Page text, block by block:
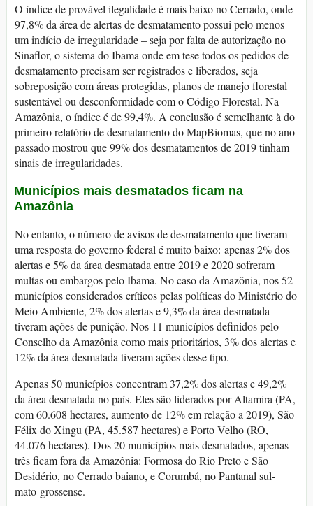
O índice de provável ilegalidade é mais baixo no Cerrado, onde
97,8% da área de alertas de desmatamento possui pelo menos
um indício de irregularidade – seja por falta de autorização no
Sinaflor, o sistema do Ibama onde em tese todos os pedidos de
desmatamento precisam ser registrados e liberados, seja
sobreposição com áreas protegidas, planos de manejo florestal
sustentável ou desconformidade com o Código Florestal. Na
Amazônia, o índice é de 99,4%. A conclusão é semelhante à do
primeiro relatório de desmatamento do MapBiomas, que no ano
passado mostrou que 99% dos desmatamentos de 2019 tinham
sinais de irregularidades.
Municípios mais desmatados ficam na
Amazônia
No entanto, o número de avisos de desmatamento que tiveram
uma resposta do governo federal é muito baixo: apenas 2% dos
alertas e 5% da área desmatada entre 2019 e 2020 sofreram
multas ou embargos pelo Ibama. No caso da Amazônia, nos 52
municípios considerados críticos pelas políticas do Ministério do
Meio Ambiente, 2% dos alertas e 9,3% da área desmatada
tiveram ações de punição. Nos 11 municípios definidos pelo
Conselho da Amazônia como mais prioritários, 3% dos alertas e
12% da área desmatada tiveram ações desse tipo.
Apenas 50 municípios concentram 37,2% dos alertas e 49,2%
da área desmatada no país. Eles são liderados por Altamira (PA,
com 60.608 hectares, aumento de 12% em relação a 2019), São
Félix do Xingu (PA, 45.587 hectares) e Porto Velho (RO,
44.076 hectares). Dos 20 municípios mais desmatados, apenas
três ficam fora da Amazônia: Formosa do Rio Preto e São
Desidério, no Cerrado baiano, e Corumbá, no Pantanal sul-
mato-grossense.